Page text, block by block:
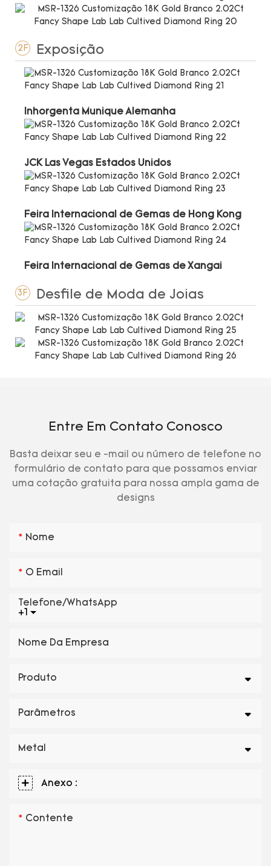
2F Exposição
Inhorgenta Munique Alemanha
JCK Las Vegas Estados Unidos
Feira Internacional de Gemas de Hong Kong
Feira Internacional de Gemas de Xangai
3F Desfile de Moda de Joias
Entre Em Contato Conosco
Basta deixar seu e -mail ou número de telefone no
formulário de contato para que possamos enviar
uma cotação gratuita para nossa ampla gama de
designs
Nome
O Email
+1
Telefone/WhatsApp
Nome Da Empresa
Produto
Parâmetros
Metal
Anexo :
Contente